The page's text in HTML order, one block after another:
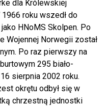
dla Królewskiej
roku wszedł do
HNoMS Skolpen. Po
Wojennej Norwegii został
Po raz pierwszy na
295 biało-
sierpnia 2002 roku.
okrętu odbył się w
chrzestną jednostki